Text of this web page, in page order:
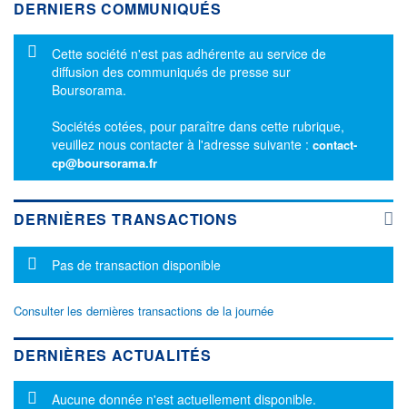
DERNIERS COMMUNIQUÉS
Message d'information
Cette société n'est pas adhérente au service de
diffusion des communiqués de presse sur
Boursorama.
Sociétés cotées, pour paraître dans cette rubrique,
veuillez nous contacter à l'adresse suivante : contact-
cp@boursorama.fr
DERNIÈRES TRANSACTIONS
Message d'information
Pas de transaction disponible
Consulter les dernières transactions de la journée
DERNIÈRES ACTUALITÉS
Message d'information
Aucune donnée n'est actuellement disponible.